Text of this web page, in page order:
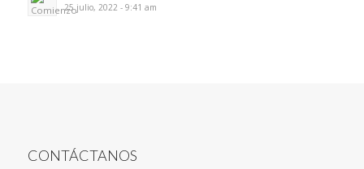
25 julio, 2022 - 9:41 am
CONTÁCTANOS